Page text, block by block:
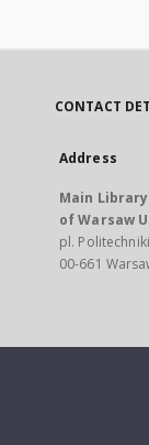
CONTACT
Address
Main Library
of Warsaw
pl.
00-661